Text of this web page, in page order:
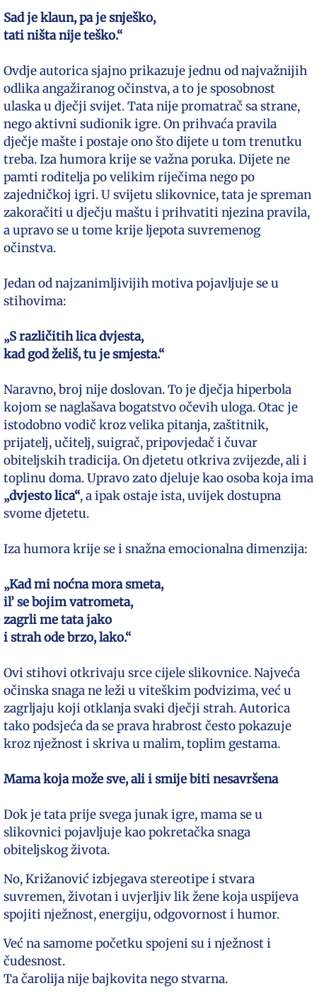
Sad je klaun, pa je snješko,
tati ništa nije teško.“
Ovdje autorica sjajno prikazuje jednu od najvažnijih
odlika angažiranog očinstva, a to je sposobnost
ulaska u dječji svijet. Tata nije promatrač sa strane,
nego aktivni sudionik igre. On prihvaća pravila
dječje mašte i postaje ono što dijete u tom trenutku
treba. Iza humora krije se važna poruka. Dijete ne
pamti roditelja po velikim riječima nego po
zajedničkoj igri. U svijetu slikovnice, tata je spreman
zakoračiti u dječju maštu i prihvatiti njezina pravila,
a upravo se u tome krije ljepota suvremenog
očinstva.
Jedan od najzanimljivijih motiva pojavljuje se u
stihovima:
„S različitih lica dvjesta,
kad god želiš, tu je smjesta.“
Naravno, broj nije doslovan. To je dječja hiperbola
kojom se naglašava bogatstvo očevih uloga. Otac je
istodobno vodič kroz velika pitanja, zaštitnik,
prijatelj, učitelj, suigrač, pripovjedač i čuvar
obiteljskih tradicija. On djetetu otkriva zvijezde, ali i
toplinu doma. Upravo zato djeluje kao osoba koja ima
„dvjesto lica“, a ipak ostaje ista, uvijek dostupna
svome djetetu.
Iza humora krije se i snažna emocionalna dimenzija:
„Kad mi noćna mora smeta,
il’ se bojim vatrometa,
zagrli me tata jako
i strah ode brzo, lako.“
Ovi stihovi otkrivaju srce cijele slikovnice. Najveća
očinska snaga ne leži u viteškim podvizima, već u
zagrljaju koji otklanja svaki dječji strah. Autorica
tako podsjeća da se prava hrabrost često pokazuje
kroz nježnost i skriva u malim, toplim gestama.
Mama koja može sve, ali i smije biti nesavršena
Dok je tata prije svega junak igre, mama se u
slikovnici pojavljuje kao pokretačka snaga
obiteljskog života.
No, Križanović izbjegava stereotipe i stvara
suvremen, životan i uvjerljiv lik žene koja uspijeva
spojiti nježnost, energiju, odgovornost i humor.
Već na samome početku spojeni su i nježnost i
čudesnost.
Ta čarolija nije bajkovita nego stvarna.